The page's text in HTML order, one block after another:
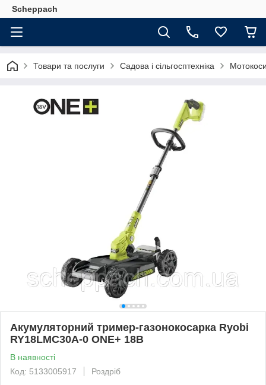
Scheppach
Товари та послуги Садова і сільгосптехніка
Акумуляторний тример-газонокосарка Ryobi
RY18LMC30A-0 ONE+ 18B
В наявності
Код: 5133005917
Роздріб